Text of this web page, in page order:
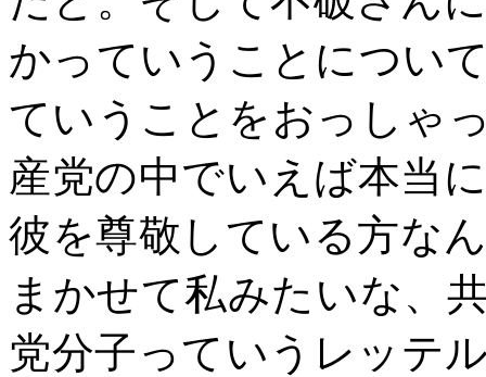
かっていうことについ
ていうことをおっしゃ
産党の中でいえば本当
彼を尊敬している方な
まかせて私みたいな、
党分子っていうレッテ